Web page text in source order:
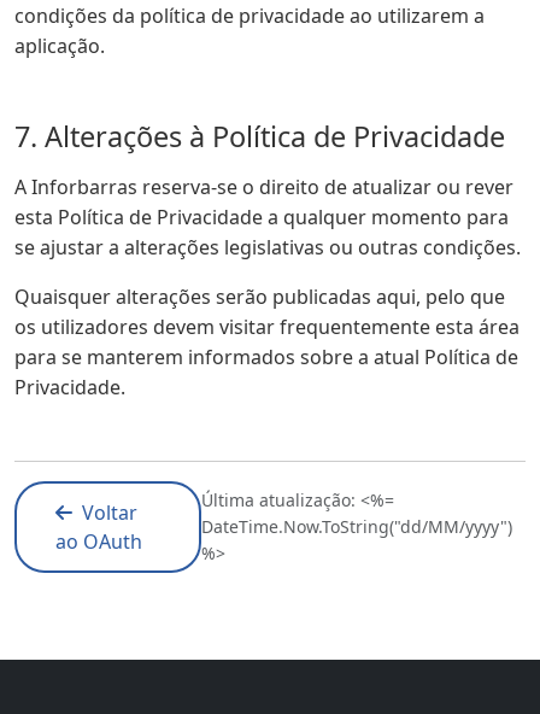
condições da política de privacidade ao utilizarem a
aplicação.
7. Alterações à Política de Privacidade
A Inforbarras reserva-se o direito de atualizar ou rever
esta Política de Privacidade a qualquer momento para
se ajustar a alterações legislativas ou outras condições.
Quaisquer alterações serão publicadas aqui, pelo que
os utilizadores devem visitar frequentemente esta área
para se manterem informados sobre a atual Política de
Privacidade.
Voltar
ao OAuth
Última atualização: <%=
DateTime.Now.ToString("dd/MM/yyyy")
%>